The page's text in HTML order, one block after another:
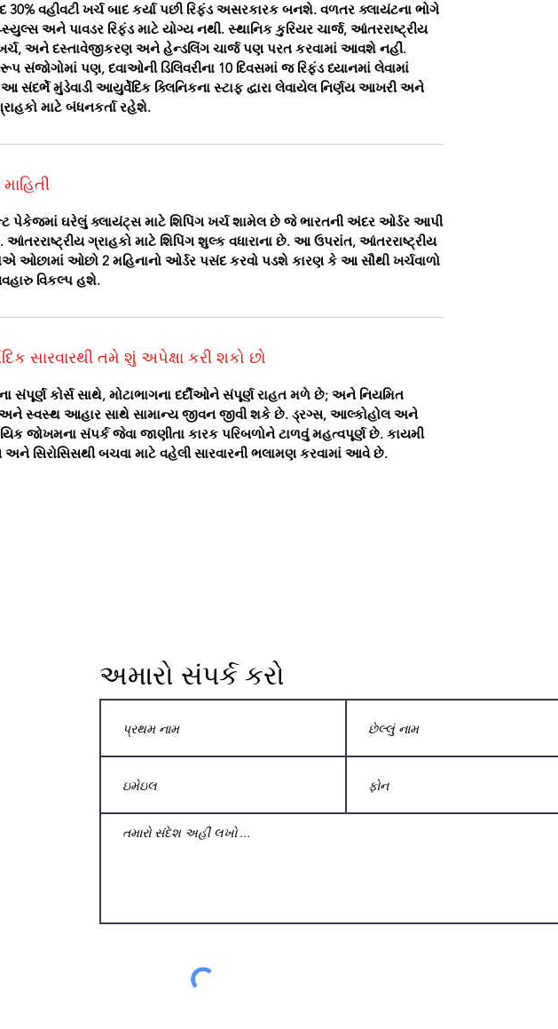
30% વહીવટી ખર્ચ બાદ કર્યા પછી રિફંડ અસરકારક બનશે. વળતર ક્લાયંટના ભોગે
અને પાવડર રિફંડ માટે યોગ્ય નથી. સ્થાનિક કુરિયર ચાર્જ, આંતરરાષ્ટ્રીય
અને દસ્તાવેજીકરણ અને હેન્ડલિંગ ચાર્જ પણ પરત કરવામાં આવશે નહીં.
સંજોગોમાં પણ, દવાઓની ડિલિવરીના 10 દિવસમાં જ રિફંડ ધ્યાનમાં લેવામાં
મુંડેવાડી આયુર્વેદિક ક્લિનિકના સ્ટાફ દ્વારા લેવાયેલ નિર્ણય આખરી અને
માટે બંધનકર્તા રહેશે.
પેકેજમાં ઘરેલું ક્લાયંટ્સ માટે શિપિંગ ખર્ચ શામેલ છે જે ભારતની અંદર ઓર્ડર આપી
આંતરરાષ્ટ્રીય ગ્રાહકો માટે શિપિંગ શુલ્ક વધારાના છે. આ ઉપરાંત, આંતરરાષ્ટ્રીય
ઓછામાં ઓછો 2 મહિનાનો ઓર્ડર પસંદ કરવો પડશે કારણ કે આ સૌથી ખર્ચવાળો
વિકલ્પ હશે.
સારવારથી તમે શું અપેક્ષા કરી શકો છો
સંપૂર્ણ કોર્સ સાથે, મોટાભાગના દર્દીઓને સંપૂર્ણ રાહત મળે છે; અને નિયમિત
સ્વસ્થ આહાર સાથે સામાન્ય જીવન જીવી શકે છે. ડ્રગ્સ, આલ્કોહોલ અને
જોખમના સંપર્ક જેવા જાણીતા કારક પરિબળોને ટાળવું મહત્વપૂર્ણ છે. કાયમી
સિરોસિસથી બચવા માટે વહેલી સારવારની ભલામણ કરવામાં આવે છે.
અમારો સંપર્ક કરો